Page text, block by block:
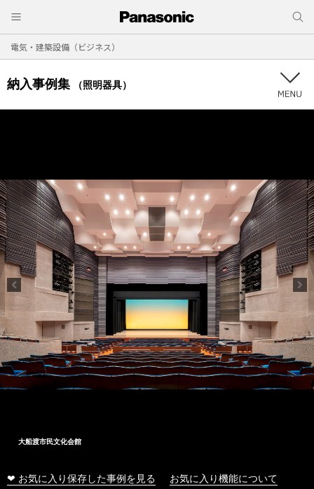
電気・建築設備（ビジネス）
納入事例集 （照明器具）
大船渡市民文化会館
❤ お気に入り保存した事例を見る お気に入り機能について